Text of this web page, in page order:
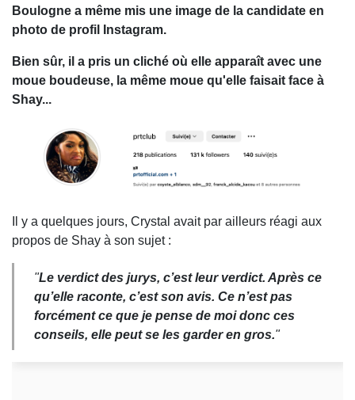
Boulogne a même mis une image de la candidate en
photo de profil Instagram.
Bien sûr, il a pris un cliché où elle apparaît avec une
moue boudeuse, la même moue qu'elle faisait face à
Shay...
Il y a quelques jours, Crystal avait par ailleurs réagi aux
propos de Shay à son sujet :
"Le verdict des jurys, c’est leur verdict. Après ce
qu’elle raconte, c’est son avis. Ce n’est pas
forcément ce que je pense de moi donc ces
conseils, elle peut se les garder en gros."